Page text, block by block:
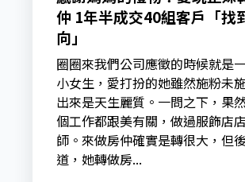
仲 1年半成交40組客戶「找
向」
圈圈來我們公司應徵的時候就是
小女生，愛打扮的她雖然施粉未
出來是天生麗質。一問之下，果
個工作都跟美有關，做過服飾店
師。來做房仲確實是轉很大，但
道，她轉做房...